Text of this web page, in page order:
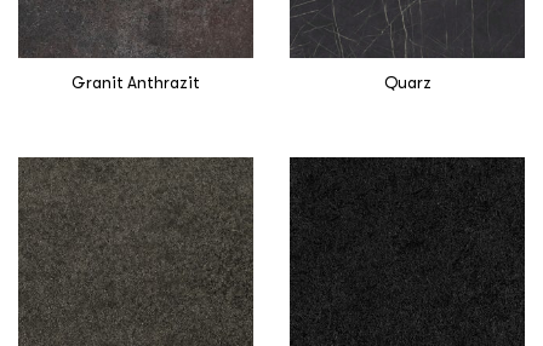
Granit Anthrazit Quarz